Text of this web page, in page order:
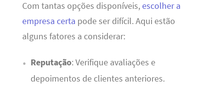
Com tantas opções disponíveis,escolher a
empresa certa pode ser difícil. Aqui estão
alguns fatores a considerar:
Reputação: Verifique avaliações e
depoimentos de clientes anteriores.